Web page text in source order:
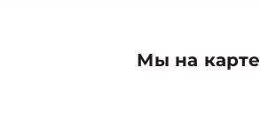
Мы на карте